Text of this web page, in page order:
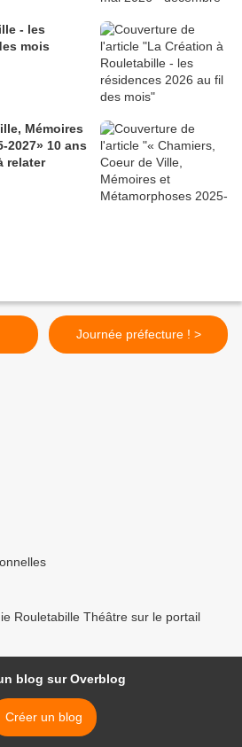
- les
mois
Mémoires
2027» 10 ans
relater
Journée préfecture ! >
Rouletabille Théâtre sur le portail
blog sur Overblog
Créer un blog